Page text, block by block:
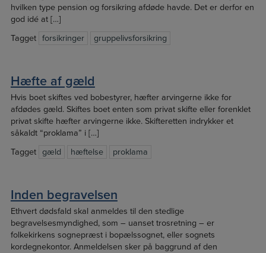
hvilken type pension og forsikring afdøde havde. Det er derfor en
god idé at […]
Tagget forsikringer gruppelivsforsikring
Hæfte af gæld
Hvis boet skiftes ved bobestyrer, hæfter arvingerne ikke for
afdødes gæld. Skiftes boet enten som privat skifte eller forenklet
privat skifte hæfter arvingerne ikke. Skifteretten indrykker et
såkaldt “proklama” i […]
Tagget gæld hæftelse proklama
Inden begravelsen
Ethvert dødsfald skal anmeldes til den stedlige
begravelsesmyndighed, som – uanset trosretning – er
folkekirkens sognepræst i bopælssognet, eller sognets
kordegnekontor. Anmeldelsen sker på baggrund af den